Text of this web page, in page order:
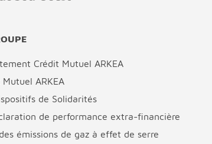
Crédit Mutuel ARKEA
Mutuel ARKEA
de Solidarités
de performance extra-financière
émissions de gaz à effet de serre